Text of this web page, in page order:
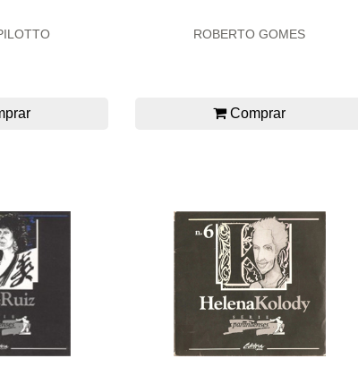
ROBERTO GOMES
Comprar